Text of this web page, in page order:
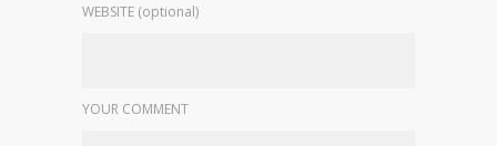
WEBSITE (optional)
YOUR COMMENT